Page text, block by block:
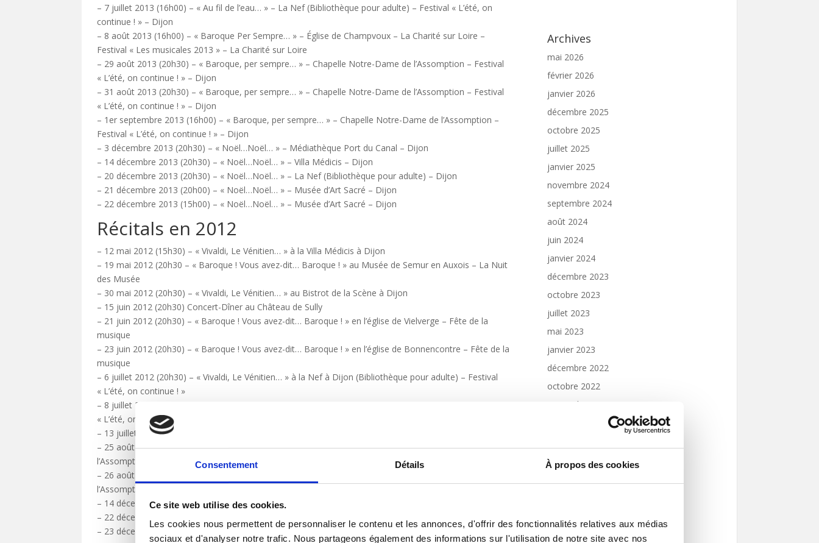
Consentement Détails À propos des cookies
Ce site web utilise des cookies.
Les cookies nous permettent de personnaliser le contenu et les annonces, d'offrir des fonctionnalités relatives aux médias
sociaux et d'analyser notre trafic. Nous partageons également des informations sur l'utilisation de notre site avec nos
– 7 juillet 2013 (16h00) – « Au fil de l’eau… » – La Nef (Bibliothèque pour adulte) – Festival « L’été, on
continue ! » – Dijon
– 8 août 2013 (16h00) – « Baroque Per Sempre… » – Église de Champvoux – La Charité sur Loire –
Festival « Les musicales 2013 » – La Charité sur Loire
– 29 août 2013 (20h30) – « Baroque, per sempre… » – Chapelle Notre-Dame de l’Assomption – Festival
« L’été, on continue ! » – Dijon
– 31 août 2013 (20h30) – « Baroque, per sempre… » – Chapelle Notre-Dame de l’Assomption – Festival
« L’été, on continue ! » – Dijon
– 1er septembre 2013 (16h00) – « Baroque, per sempre… » – Chapelle Notre-Dame de l’Assomption –
Festival « L’été, on continue ! » – Dijon
– 3 décembre 2013 (20h30) – « Noël…Noël… » – Médiathèque Port du Canal – Dijon
– 14 décembre 2013 (20h30) – « Noël…Noël… » – Villa Médicis – Dijon
– 20 décembre 2013 (20h30) – « Noël…Noël… » – La Nef (Bibliothèque pour adulte) – Dijon
– 21 décembre 2013 (20h00) – « Noël…Noël… » – Musée d’Art Sacré – Dijon
– 22 décembre 2013 (15h00) – « Noël…Noël… » – Musée d’Art Sacré – Dijon
Récitals en 2012
– 12 mai 2012 (15h30) – « Vivaldi, Le Vénitien… » à la Villa Médicis à Dijon
– 19 mai 2012 (20h30 – « Baroque ! Vous avez-dit… Baroque ! » au Musée de Semur en Auxois – La Nuit
des Musée
– 30 mai 2012 (20h30) – « Vivaldi, Le Vénitien… » au Bistrot de la Scène à Dijon
– 15 juin 2012 (20h30) Concert-Dîner au Château de Sully
– 21 juin 2012 (20h30) – « Baroque ! Vous avez-dit… Baroque ! » en l’église de Vielverge – Fête de la
musique
– 23 juin 2012 (20h30) – « Baroque ! Vous avez-dit… Baroque ! » en l’église de Bonnencontre – Fête de la
musique
– 6 juillet 2012 (20h30) – « Vivaldi, Le Vénitien… » à la Nef à Dijon (Bibliothèque pour adulte) – Festival
« L’été, on continue ! »
– 8 juillet 2012 (16h00) – « Vivaldi, Le Vénitien… » à la Nef à Dijon (Bibliothèque pour adulte) – Festival
« L’été, on continue ! »
– 13 juillet 2012 (20h30) – « Baroque ! Vous avez-dit… Baroque ! » en l’église de Glanon
– 25 août 2012 (20h30) – « Baroque ! Vous avez-dit… Baroque ! » en la chapelle Notre-Dame de
l’Assomption à Dijon – Festival « L’été, on continue ! »
– 26 août 2012 (16h00) – « Baroque ! Vous avez-dit… Baroque ! » en la chapelle Notre-Dame de
l’Assomption à Dijon – Festival « L’été, on continue ! »
– 14 décembre 2012 (20h30) Récital de Noël à la Nef à Dijon (Bibliothèque pour adulte)
– 22 décembre 2012 (20h30) Récital de Noël en l’église Notre-Dame à Dijon
– 23 décembre 2012 (16h00) Récital de Noël en l’église Notre-Dame à Dijon
Archives
mai 2026
février 2026
janvier 2026
décembre 2025
octobre 2025
juillet 2025
janvier 2025
novembre 2024
septembre 2024
août 2024
juin 2024
janvier 2024
décembre 2023
octobre 2023
juillet 2023
mai 2023
janvier 2023
décembre 2022
octobre 2022
septembre 2022
mai 2022
août 2021